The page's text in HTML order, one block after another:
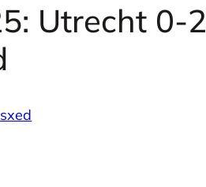
Utrecht 0-2